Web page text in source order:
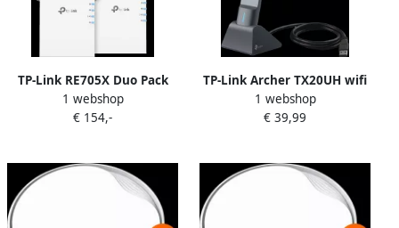
TP-Link RE705X Duo Pack
1 webshop
€ 154,-
TP-Link Archer TX20UH wifi
6 adapter
1 webshop
€ 39,99